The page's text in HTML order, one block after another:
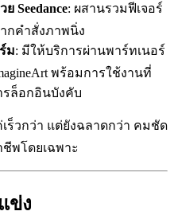
Seedance: ผสานรวมฟีเจอร์
กคำสั่งภาพนิ่ง
ม: มีให้บริการผ่านพาร์ทเนอร์
พร้อมการใช้งานที่
ล็อกอินบังคับ
เร็วกว่า แต่ยังฉลาดกว่า คมชัด
พโดยเฉพาะ
ข่ง